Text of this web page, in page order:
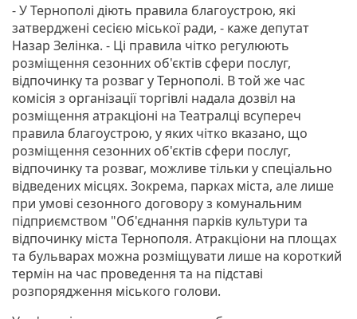
- У Тернополі діють правила благоустрою, які
затверджені сесією міської ради, - каже депутат
Назар Зелінка. - Ці правила чітко регулюють
розміщення сезонних об'єктів сфери послуг,
відпочинку та розваг у Тернополі. В той же час
комісія з організації торгівлі надала дозвіл на
розміщення атракціоні на Театралці всупереч
правила благоустрою, у яких чітко вказано, що
розміщення сезонних об'єктів сфери послуг,
відпочинку та розваг, можливе тільки у спеціально
відведених місцях. Зокрема, парках міста, але лише
при умові сезонного договору з комунальним
підприємством "Об'єднання парків культури та
відпочинку міста Тернополя. Атракціони на площах
та бульварах можна розміщувати лише на короткий
термін на час проведення та на підставі
розпорядження міського голови.